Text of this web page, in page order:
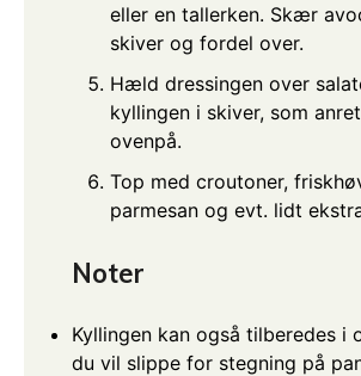
eller en tallerken. Skær
skiver og fordel over.
Hæld dressingen over
kyllingen i skiver, som
ovenpå.
Top med croutoner,
parmesan og evt. lidt
Noter
Kyllingen kan også tilberedes i
du vil slippe for stegning på